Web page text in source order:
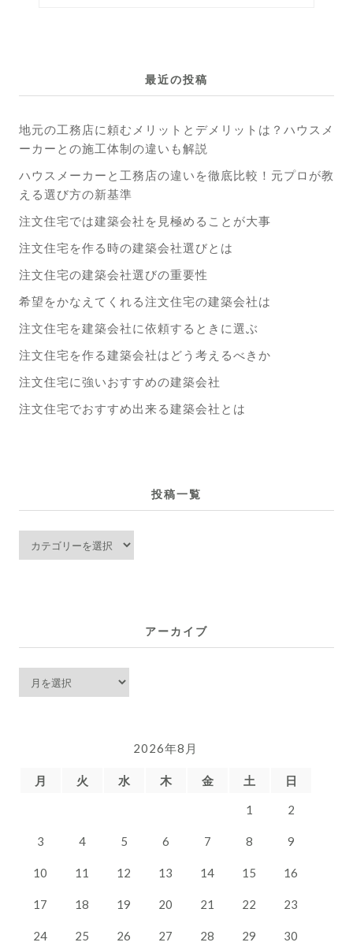
最近の投稿
地元の工務店に頼むメリットとデメリットは？ハウスメ
ーカーとの施工体制の違いも解説
ハウスメーカーと工務店の違いを徹底比較！元プロが教
える選び方の新基準
注文住宅では建築会社を見極めることが大事
注文住宅を作る時の建築会社選びとは
注文住宅の建築会社選びの重要性
希望をかなえてくれる注文住宅の建築会社は
注文住宅を建築会社に依頼するときに選ぶ
注文住宅を作る建築会社はどう考えるべきか
注文住宅に強いおすすめの建築会社
注文住宅でおすすめ出来る建築会社とは
投稿一覧
稿
アーカイブ
ー
2026年8月
月 火 水 木 金 土 日
1 2
3 4 5 6 7 8 9
10 11 12 13 14 15 16
17 18 19 20 21 22 23
24 25 26 27 28 29 30